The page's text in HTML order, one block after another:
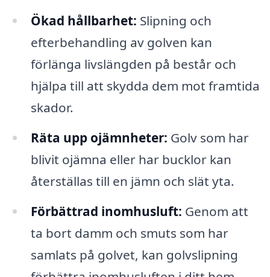
Ökad hållbarhet: Slipning och
efterbehandling av golven kan
förlänga livslängden på består och
hjälpa till att skydda dem mot framtida
skador.
Räta upp ojämnheter: Golv som har
blivit ojämna eller har bucklor kan
återställas till en jämn och slät yta.
Förbättrad inomhusluft: Genom att
ta bort damm och smuts som har
samlats på golvet, kan golvslipning